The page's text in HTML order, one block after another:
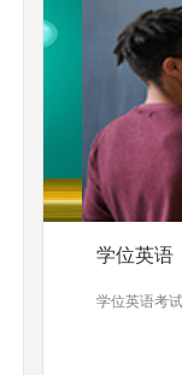
学位英语
学位英语考试辅导